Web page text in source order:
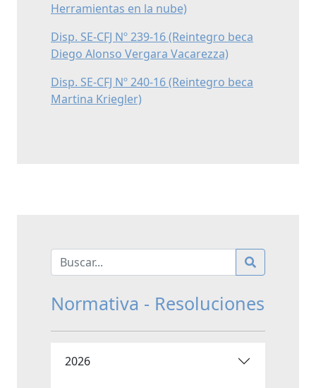
Herramientas en la nube)
Disp. SE-CFJ Nº 239-16 (Reintegro beca
Diego Alonso Vergara Vacarezza)
Disp. SE-CFJ Nº 240-16 (Reintegro beca
Martina Kriegler)
Normativa - Resoluciones
2026